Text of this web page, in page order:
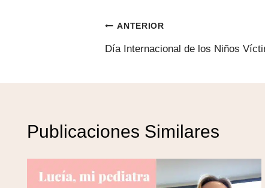
entrada:
Navegación
de
entradas
ANTERIOR
Día Internacional de los Niños
Publicaciones Similares